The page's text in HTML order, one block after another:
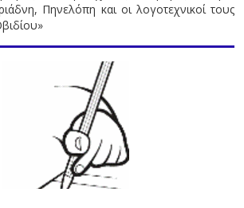
Πηνελόπη και οι λογοτεχνικοί τους